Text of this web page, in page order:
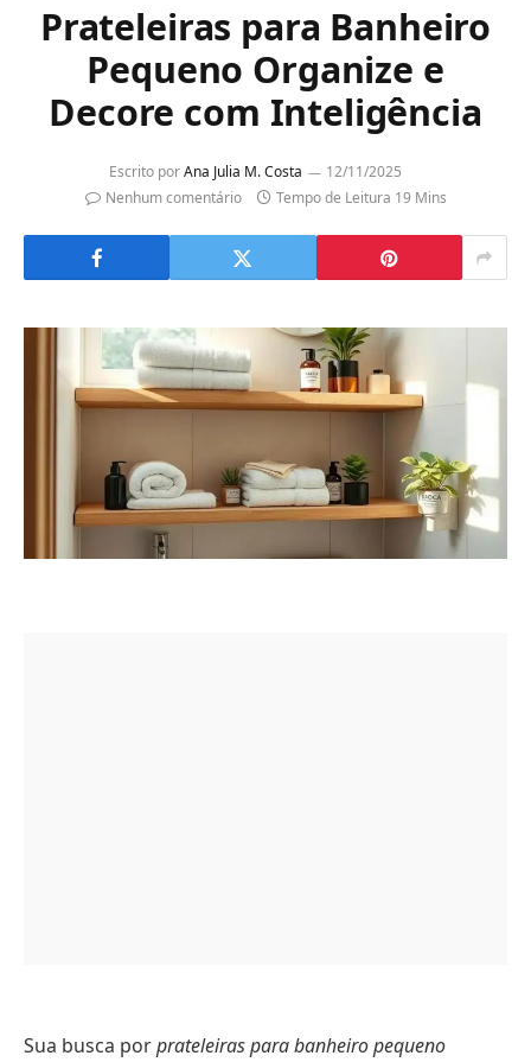
Prateleiras para Banheiro
Pequeno Organize e
Decore com Inteligência
Escrito por Ana Julia M. Costa
12/11/2025
Nenhum comentário
Tempo de Leitura 19 Mins
Sua busca porprateleiras para banheiro pequeno